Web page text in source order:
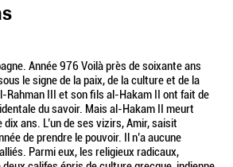
Année 976 Voilà près de soixante ans
le signe de la paix, de la culture et de la
Rahman III et son fils al-Hakam II ont fait de
du savoir. Mais al-Hakam II meurt
dix ans. L’un de ses vizirs, Amir, saisit
de prendre le pouvoir. Il n’a aucune
Parmi eux, les religieux radicaux,